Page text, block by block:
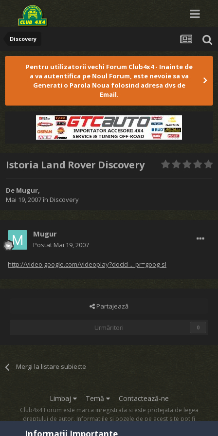
Discovery
Pentru utilizatorii vechi Forum Club4x4 - Inainte de
a va autentifica pe Noul Forum, este nevoie sa va
Generati o Parola Noua folosind adresa dvs de
Email.
Istoria Land Rover Discovery
De Mugur,
Mai 19, 2007în Discovery
Mugur
Postat Mai 19, 2007
http://video.google.com/videoplay?docid ... pr=goog-sl
Partajează
Urmăritori 0
Mergi la listare subiecte
Limbaj Temă Contactează-ne
Club4x4 Forum este marca inregistrata si este protejata de legea
dreptului de autor. Informatiile si pozele de pe acest site pot fi